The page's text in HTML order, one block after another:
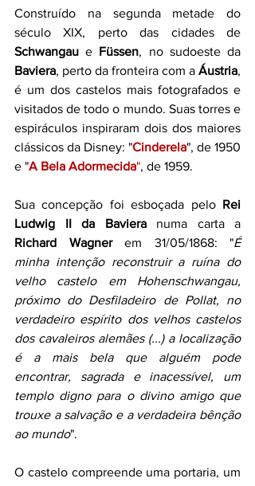
Construído na segunda metade do
Schwangau e Füssen
Baviera, perto da fronteira com a Áustria,
é um dos castelos mais fotografados e
visitados de todo o mundo. Suas torres e
espiráculos inspiraram dois dos maiores
clássicos da Disney: "Cinderela", de 1950
e "A Bela Adormecida", de 1959.
Sua concepção foi esboçada pelo Rei
Ludwig II da Baviera
Richard Wagner em 31/05/1868: "É
minha intenção reconstruir a ruína do
velho castelo em Hohenschwangau,
próximo do Desfiladeiro de Pollat, no
verdadeiro espírito dos velhos castelos
dos cavaleiros alemães (...) a localização
é a mais bela que alguém pode
encontrar, sagrada e inacessível, um
templo digno para o divino amigo que
trouxe a salvação e a verdadeira bênção
ao mundo".
O castelo compreende uma portaria, um